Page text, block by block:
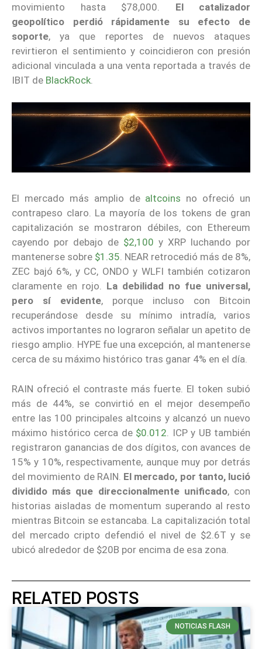
movimiento hasta $78,000. El catalizador
geopolítico perdió rápidamente su efecto de
soporte, ya que reportes de nuevos ataques
revirtieron el sentimiento y coincidieron con presión
adicional vinculada a una venta reportada a través de
IBIT de BlackRock
El mercado más amplio de altcoins no ofreció un
contrapeso claro. La mayoría de los tokens de gran
capitalización se mostraron débiles, con Ethereum
cayendo por debajo de $2,100 y XRP luchando por
mantenerse sobre $1.35. NEAR retrocedió más de 8%,
ZEC bajó 6%, y CC, ONDO y WLFI también cotizaron
claramente en rojo. La debilidad no fue universal,
pero sí evidente, porque incluso con Bitcoin
recuperándose desde su mínimo intradía, varios
activos importantes no lograron señalar un apetito de
riesgo amplio. HYPE fue una excepción, al mantenerse
cerca de su máximo histórico tras ganar 4% en el día.
RAIN ofreció el contraste más fuerte. El token subió
más de 44%, se convirtió en el mejor desempeño
entre las 100 principales altcoins y alcanzó un nuevo
máximo histórico cerca de $0.012 . ICP y UB también
registraron ganancias de dos dígitos, con avances de
15% y 10%, respectivamente, aunque muy por detrás
del movimiento de RAIN. El mercado, por tanto, lució
dividido más que direccionalmente unificado, con
historias aisladas de momentum superando al resto
mientras Bitcoin se estancaba. La capitalización total
del mercado cripto defendió el nivel de $2.6T y se
ubicó alrededor de $20B por encima de esa zona.
RELATED POSTS
NOTICIAS FLASH